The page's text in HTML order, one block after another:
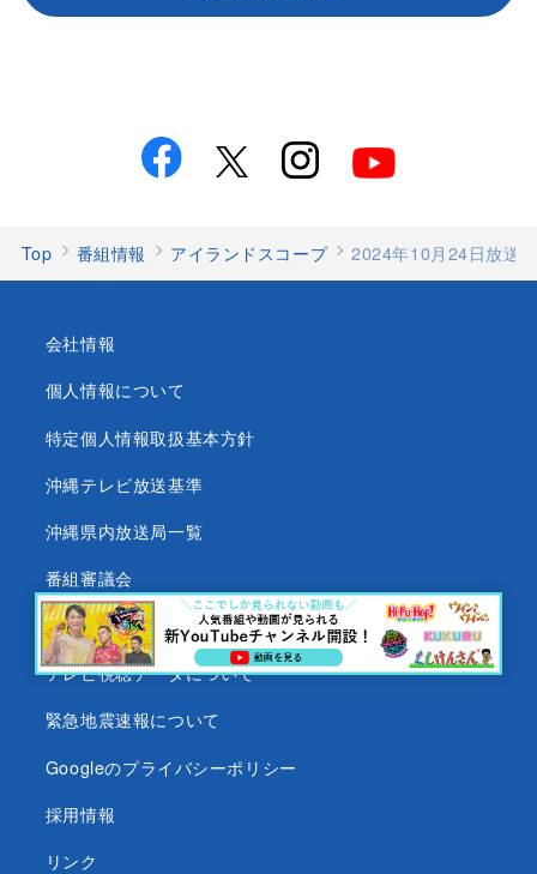
Top 番組情報 アイランドスコープ 2024年10月24日放送
会社情報
個人情報について
特定個人情報取扱基本方針
沖縄テレビ放送基準
沖縄県内放送局一覧
番組審議会
沖縄テレビ名義の後援依頼について
テレビ視聴データについて
緊急地震速報について
Googleのプライバシーポリシー
採用情報
リンク